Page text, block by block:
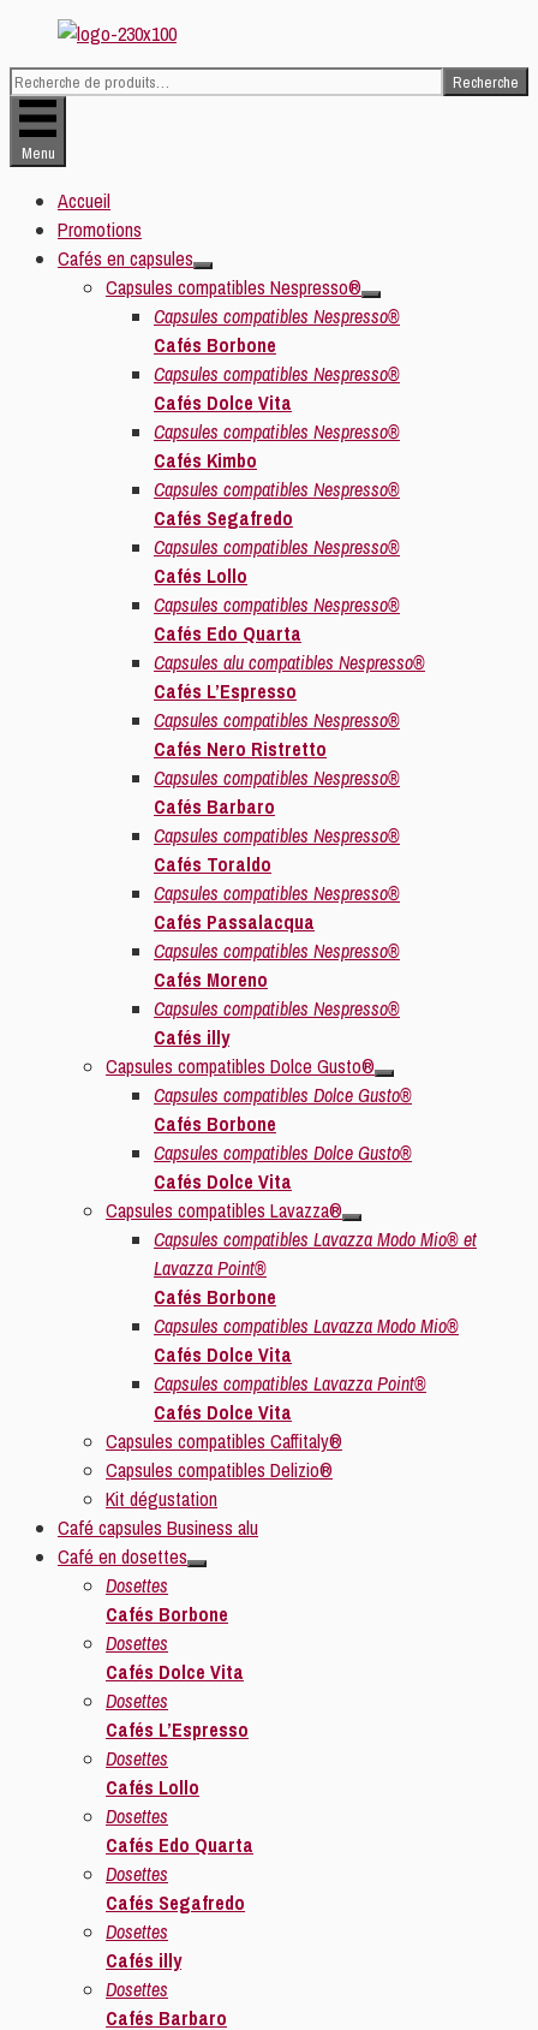
au
contenu
Recherche
pour :
Recherche
Menu
Accueil
Promotions
Cafés en capsules
Capsules compatibles Nespresso®
Capsules compatibles Nespresso®
Cafés Borbone
Capsules compatibles Nespresso®
Cafés Dolce Vita
Capsules compatibles Nespresso®
Cafés Kimbo
Capsules compatibles Nespresso®
Cafés Segafredo
Capsules compatibles Nespresso®
Cafés Lollo
Capsules compatibles Nespresso®
Cafés Edo Quarta
Capsules alu compatibles Nespresso®
Cafés L’Espresso
Capsules compatibles Nespresso®
Cafés Nero Ristretto
Capsules compatibles Nespresso®
Cafés Barbaro
Capsules compatibles Nespresso®
Cafés Toraldo
Capsules compatibles Nespresso®
Cafés Passalacqua
Capsules compatibles Nespresso®
Cafés Moreno
Capsules compatibles Nespresso®
Cafés illy
Capsules compatibles Dolce Gusto®
Capsules compatibles Dolce Gusto®
Cafés Borbone
Capsules compatibles Dolce Gusto®
Cafés Dolce Vita
Capsules compatibles Lavazza®
Capsules compatibles Lavazza Modo Mio® et
Lavazza Point®
Cafés Borbone
Capsules compatibles Lavazza Modo Mio®
Cafés Dolce Vita
Capsules compatibles Lavazza Point®
Cafés Dolce Vita
Capsules compatibles Caffitaly®
Capsules compatibles Delizio®
Kit dégustation
Café capsules Business alu
Café en dosettes
Dosettes
Cafés Borbone
Dosettes
Cafés Dolce Vita
Dosettes
Cafés L’Espresso
Dosettes
Cafés Lollo
Dosettes
Cafés Edo Quarta
Dosettes
Cafés Segafredo
Dosettes
Cafés illy
Dosettes
Cafés Barbaro